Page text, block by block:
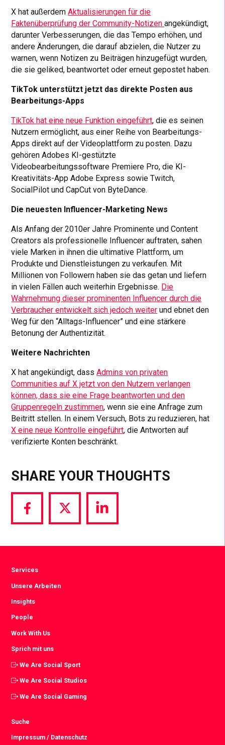
X hat außerdemAktualisierungen für die
Faktenüberprüfung der Community-Notizenangekündigt,
darunter Verbesserungen, die das Tempo erhöhen, und
andere Änderungen, die darauf abzielen, die Nutzer zu
warnen, wenn Notizen zu Beiträgen hinzugefügt wurden,
die sie geliked, beantwortet oder erneut gepostet haben.
TikTok unterstützt jetzt das direkte Posten aus
Bearbeitungs-Apps
TikTok hat eine neue Funktion eingeführt, die es seinen
Nutzern ermöglicht, aus einer Reihe von Bearbeitungs-
Apps direkt auf der Videoplattform zu posten. Dazu
gehören Adobes KI-gestützte
Videobearbeitungssoftware Premiere Pro, die KI-
Kreativitäts-App Adobe Express sowie Twitch,
SocialPilot und CapCut von ByteDance.
Die neuesten Influencer-Marketing News
Als Anfang der 2010er Jahre Prominente und Content
Creators als professionelle Influencer auftraten, sahen
viele Marken in ihnen die ultimative Plattform, um
Produkte und Dienstleistungen zu verkaufen. Mit
Millionen von Followern haben sie das getan und liefern
in vielen Fällen auch weiterhin Ergebnisse. Die
Wahrnehmung dieser prominenten Influencer durch die
Verbraucher entwickelt sich jedoch weiter und ebnet den
Weg für den “Alltags-Influencer” und eine stärkere
Betonung der Authentizität.
Weitere Nachrichten
X hat angekündigt, dassAdmins von privaten
Communities auf X jetzt von den Nutzern verlangen
können, dass sie eine Frage beantworten und den
Gruppenregeln zustimmen, wenn sie eine Anfrage zum
Beitritt stellen. In einem Versuch, Bots zu reduzieren, hat
X eine neue Kontrolle eingeführt, die Antworten auf
verifizierte Konten beschränkt.
SHARE YOUR THOUGHTS
Share
via
Share
via
Share
via
Services
Unsere Arbeiten
Insights
People
Work With Us
Sprich mit uns
We Are Social Sport
We Are Social Studios
We Are Social Gaming
Suche
Impressum / Datenschutz